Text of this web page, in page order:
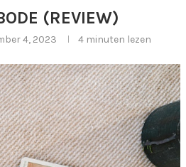
(REVIEW)
4, 2023 4 minuten lezen